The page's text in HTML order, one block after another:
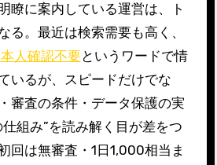
瞭に案内している運営は、ト
る。最近は検索需要も高く、
人確認不要というワードで情
いるが、スピードだけでな
審査の条件・データ保護の実
組み”を読み解く目が差をつ
回は無審査・1日1,000相当ま